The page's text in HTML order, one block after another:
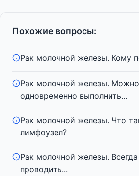
Похожие вопросы:
Рак молочной железы. Кому
Рак молочной железы.
одновременно выполнить...
Рак молочной железы. Что
лимфоузел?
Рак молочной железы.
проводить...